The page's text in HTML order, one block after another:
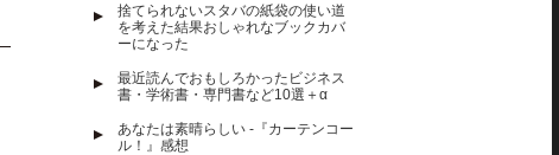
捨てられないスタバの紙袋の使い道
を考えた結果おしゃれなブックカバ
ーになった
最近読んでおもしろかったビジネス
書・学術書・専門書など10選＋α
あなたは素晴らしい -『カーテンコー
ル！』感想